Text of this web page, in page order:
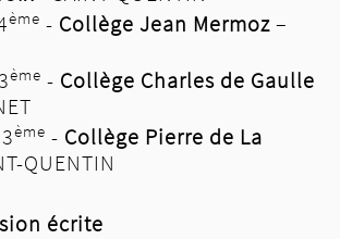
ème - Collège Jean Mermoz–
ème - Collège Charles de Gaulle
ème - Collège Pierre de La
QUENTIN
écrite